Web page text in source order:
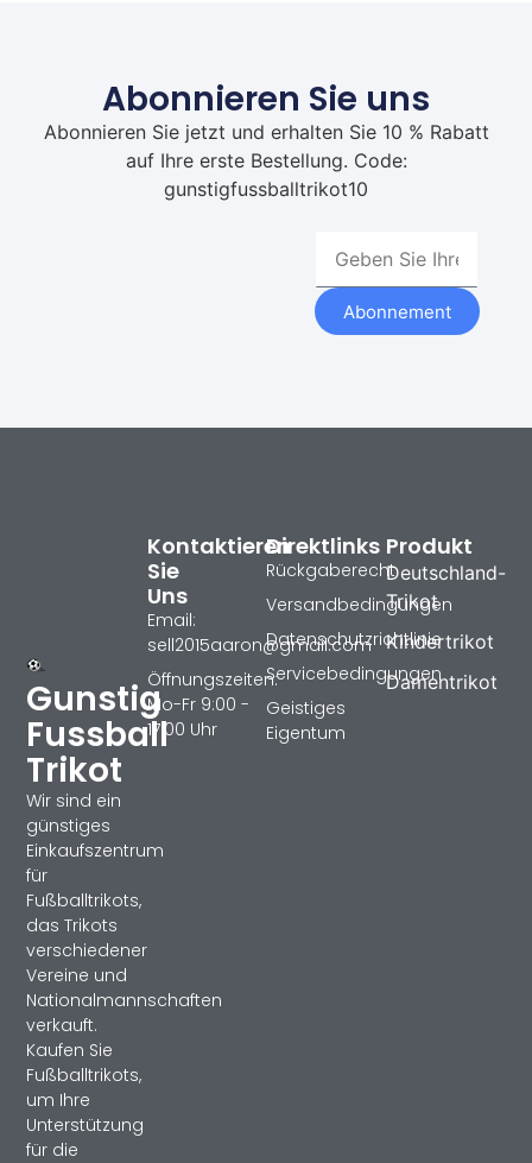
Abonnieren Sie uns
Abonnieren Sie jetzt und erhalten Sie 10 % Rabatt
auf Ihre erste Bestellung. Code:
gunstigfussballtrikot10
Abonnement
Gunstig
Fussball
Trikot
Wir sind ein
günstiges
Einkaufszentrum
für
Fußballtrikots,
das Trikots
verschiedener
Vereine und
Nationalmannschaften
verkauft.
Kaufen Sie
Fußballtrikots,
um Ihre
Unterstützung
für die
Produkt
Deutschland-
Trikot
Kindertrikot
Damentrikot
Direktlinks
Rückgaberecht
Versandbedingungen
Datenschutzrichtlinie
Servicebedingungen
Geistiges
Eigentum
Kontaktieren
Sie
Uns
Email:
sell2015aaron@gmail.com
Öffnungszeiten:
Mo-Fr 9:00 -
17:00 Uhr